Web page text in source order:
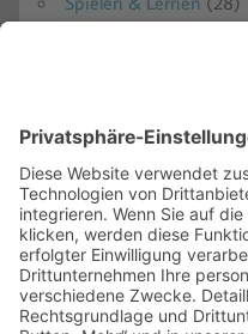
META
Anmelden
Eintrags-Feed
Kommentar-Feed
WordPress.org